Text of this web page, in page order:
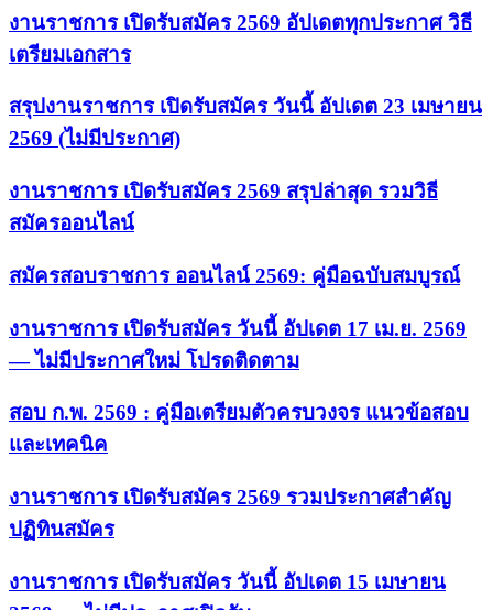
งานราชการ เปิดรับสมัคร 2569 อัปเดตทุกประกาศ วิธี
เตรียมเอกสาร
สรุปงานราชการ เปิดรับสมัคร วันนี้ อัปเดต 23 เมษายน
2569 (ไม่มีประกาศ)
งานราชการ เปิดรับสมัคร 2569 สรุปล่าสุด รวมวิธี
สมัครออนไลน์
สมัครสอบราชการ ออนไลน์ 2569: คู่มือฉบับสมบูรณ์
งานราชการ เปิดรับสมัคร วันนี้ อัปเดต 17 เม.ย. 2569
— ไม่มีประกาศใหม่ โปรดติดตาม
สอบ ก.พ. 2569 : คู่มือเตรียมตัวครบวงจร แนวข้อสอบ
และเทคนิค
งานราชการ เปิดรับสมัคร 2569 รวมประกาศสำคัญ
ปฏิทินสมัคร
งานราชการ เปิดรับสมัคร วันนี้ อัปเดต 15 เมษายน